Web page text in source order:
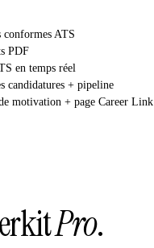
conformes ATS
PDF
en temps réel
candidatures + pipeline
motivation + page Career Link
Pro.